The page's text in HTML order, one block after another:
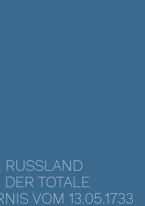
RUSSLAND
TOTALE
VOM 13.05.1733